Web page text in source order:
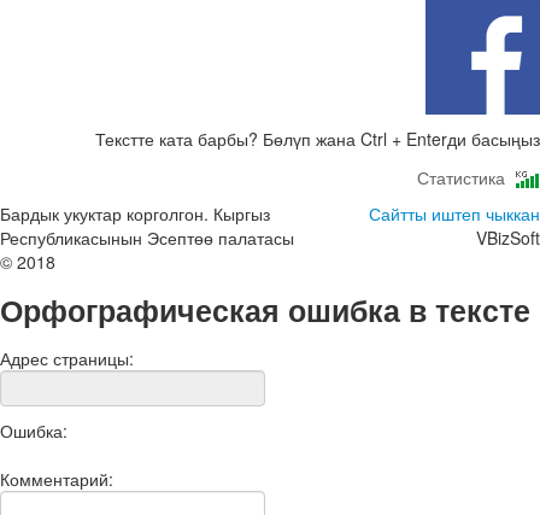
Текстте ката барбы? Бөлүп жана Ctrl + Enterди басыңыз
Статистика
Бардык укуктар корголгон. Кыргыз
Республикасынын Эсептөө палатасы
© 2018
Сайтты иштеп чыккан
VBizSoft
Орфографическая ошибка в тексте
Адрес страницы:
Ошибка:
Комментарий: